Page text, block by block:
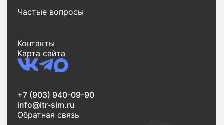
Частые вопросы
Контакты
Карта сайта
+7 (903) 940-09-90
info@itr-sim.ru
Обратная связь